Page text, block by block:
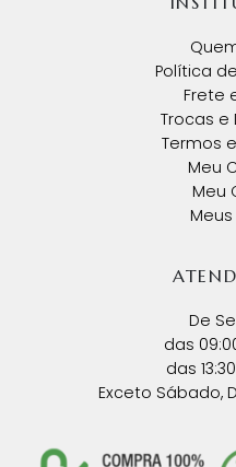
Política
Frete
Trocas e
Termos
Meu
Meu
De
das
das
Exceto Sábado,